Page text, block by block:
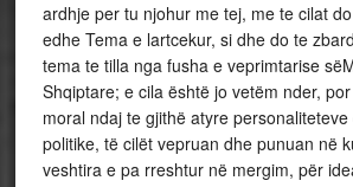
ardhje per tu njohur me tej, me te cilat
edhe Tema e lartcekur, si dhe do te
tema te tilla nga fusha e veprimtarise
Shqiptare; e cila është jo vetëm nder,
moral ndaj te gjithë atyre
politike, të cilët vepruan dhe punuan në
veshtira e pa rreshtur në mergim, për